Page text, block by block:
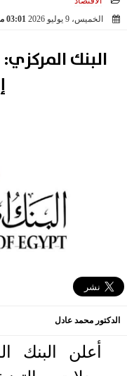
الخميس، 9 يوليو 2026
03:01 مـ
البنك
الدكتور محمد عادل
أعلن البنك